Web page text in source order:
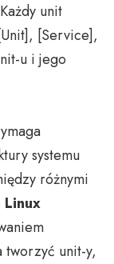
unit
[Service],
u i jego
systemu
różnymi
Linux
tworzyć unit-y,